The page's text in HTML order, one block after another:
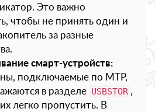
Это важно
чтобы не принять один и
за разные
смарт-устройств:
подключаемые по MTP,
в разделе USBSTOR ,
легко пропустить. В